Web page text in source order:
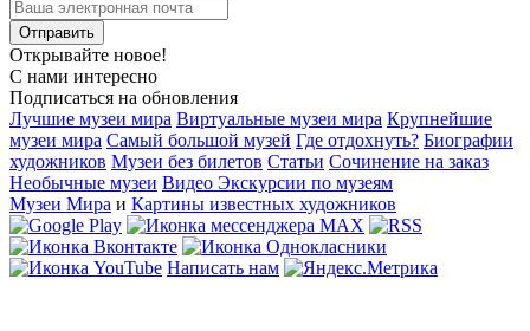
Открывайте новое!
С нами интересно
Подписаться на обновления
Лучшие музеи мира Виртуальные музеи мира Крупнейшие
музеи мира Самый большой музей Где отдохнуть? Биографии
художников Музеи без билетов Статьи Сочинение на заказ
Необычные музеи Видео Экскурсии по музеям
Музеи Мира и Картины известных художников
Написать нам